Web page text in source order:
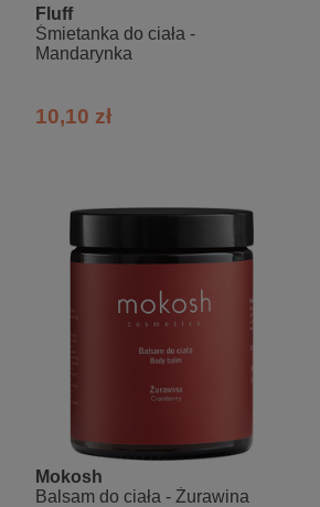
Fluff
Śmietanka do ciała -
Mandarynka
10,10 zł
Mokosh
Balsam do ciała - Żurawina